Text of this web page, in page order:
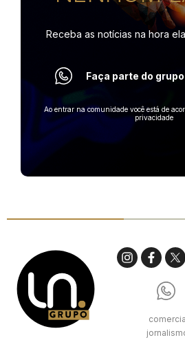
Receba as notícias na hora
Faça parte do
Ao entrar na comunidade você está de
privacidade